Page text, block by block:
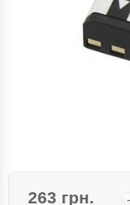
263 грн. -